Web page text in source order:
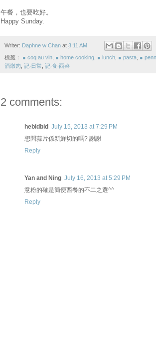
午餐，也要吃好。
Happy Sunday.
Writer: Daphne w Chan at 3:11 AM
標籤： ● coq au vin ● home cooking ● lunch ● pasta ●
酒燉肉 記‧日常 記‧食‧西菜
2 comments:
hebidbid July 15, 2013 at 7:29 PM
想問蒜片係新鮮切的嗎? 謝謝
Reply
Yan and Ning July 16, 2013 at 5:29 PM
意粉的確是簡便西餐的不二之選^^
Reply